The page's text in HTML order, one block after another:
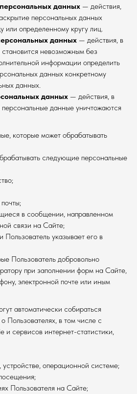
данных — действия,
персональных данных
или определенному кругу лиц.
данных — действия, в
становится невозможным без
информации определить
данных конкретному
данных.
данных — действия, в
персональные данные уничтожаются
которые может обрабатывать
следующие персональные
в сообщении, направленном
связи на Сайте;
Пользователь указывает его в
Пользователь добровольно
при заполнении форм на Сайте,
электронной почте или иным
автоматически собираться
Пользователях, в том числе с
сервисов интернет-статистики,
операционной системе;
Пользователя на Сайте;